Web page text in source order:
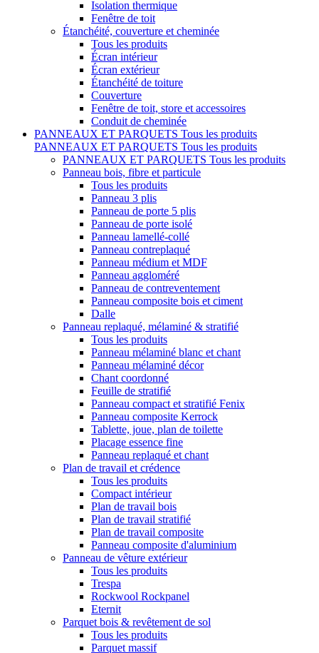
Isolation thermique
Fenêtre de toit
Étanchéité, couverture et cheminée
Tous les produits
Écran intérieur
Écran extérieur
Étanchéité de toiture
Couverture
Fenêtre de toit, store et accessoires
Conduit de cheminée
PANNEAUX ET PARQUETS Tous les produits
PANNEAUX ET PARQUETS Tous les produits
PANNEAUX ET PARQUETS Tous les produits
Panneau bois, fibre et particule
Tous les produits
Panneau 3 plis
Panneau de porte 5 plis
Panneau de porte isolé
Panneau lamellé-collé
Panneau contreplaqué
Panneau médium et MDF
Panneau aggloméré
Panneau de contreventement
Panneau composite bois et ciment
Dalle
Panneau replaqué, mélaminé & stratifié
Tous les produits
Panneau mélaminé blanc et chant
Panneau mélaminé décor
Chant coordonné
Feuille de stratifié
Panneau compact et stratifié Fenix
Panneau composite Kerrock
Tablette, joue, plan de toilette
Placage essence fine
Panneau replaqué et chant
Plan de travail et crédence
Tous les produits
Compact intérieur
Plan de travail bois
Plan de travail stratifié
Plan de travail composite
Panneau composite d'aluminium
Panneau de vêture extérieur
Tous les produits
Trespa
Rockwool Rockpanel
Eternit
Parquet bois & revêtement de sol
Tous les produits
Parquet massif